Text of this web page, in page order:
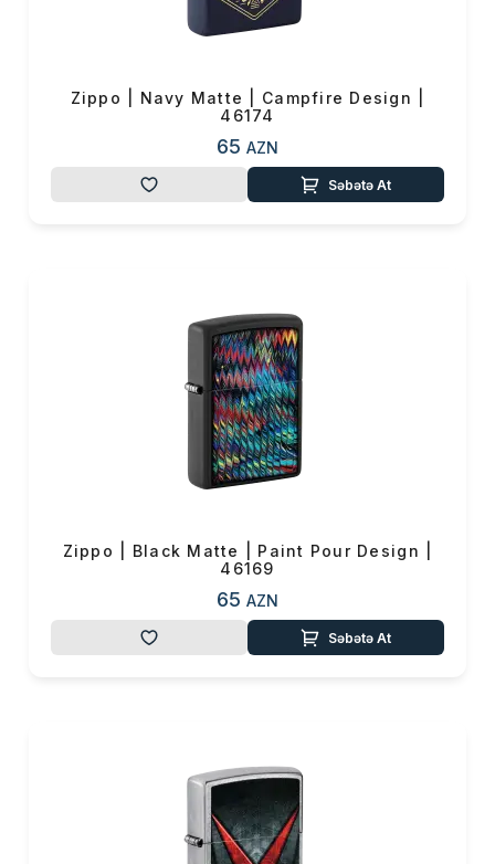
Zippo | Navy Matte | Campfire Design |
46174
65 AZN
Səbətə At
Zippo | Black Matte | Paint Pour Design |
46169
65 AZN
Səbətə At
(0)
Yekun məbləğ 0 ₼
Alış-verişə davam et
OK